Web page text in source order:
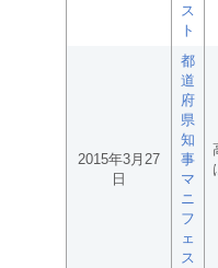
ス
ト
2015年3月27
日
都
道
府
県
知
事
マ
ニ
フ
ェ
ス